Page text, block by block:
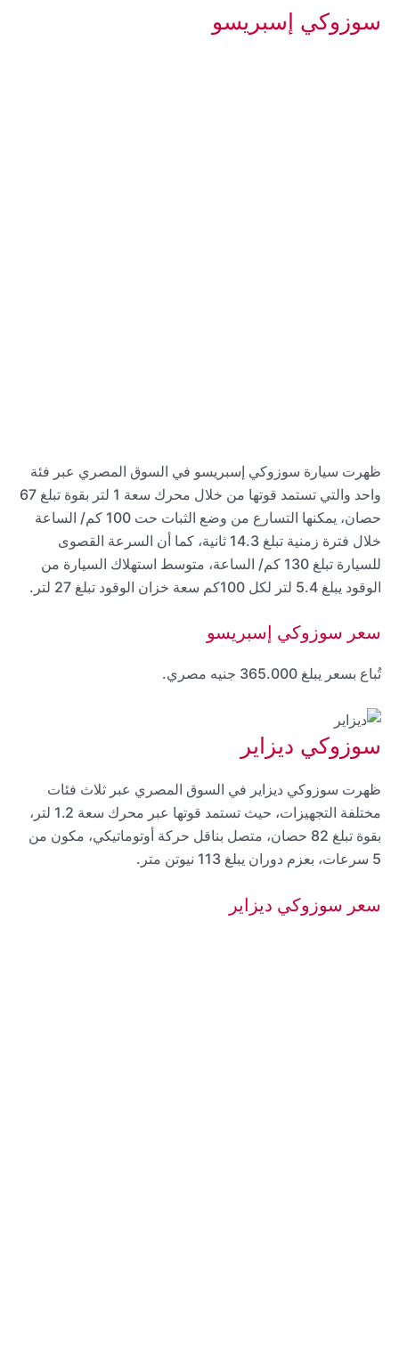
سوزوكي إسبريسو
ظهرت سيارة سوزوكي إسبريسو في السوق المصري عبر فئة
واحد والتي تستمد قوتها من خلال محرك سعة 1 لتر بقوة تبلغ 67
حصان، يمكنها التسارع من وضع الثبات حت 100 كم/ الساعة
خلال فترة زمنية تبلغ 14.3 ثانية، كما أن السرعة القصوى
للسيارة تبلغ 130 كم/ الساعة، متوسط استهلاك السيارة من
الوقود يبلغ 5.4 لتر لكل 100كم سعة خزان الوقود تبلغ 27 لتر.
سعر سوزوكي إسبريسو
تُباع بسعر يبلغ 365.000 جنيه مصري.
سوزوكي ديزاير
ظهرت سوزوكي ديزاير في السوق المصري عبر ثلاث فئات
مختلفة التجهيزات، حيث تستمد قوتها عبر محرك سعة 1.2 لتر،
بقوة تبلغ 82 حصان، متصل بناقل حركة أوتوماتيكي، مكون من
5 سرعات، بعزم دوران يبلغ 113 نيوتن متر.
سعر سوزوكي ديزاير